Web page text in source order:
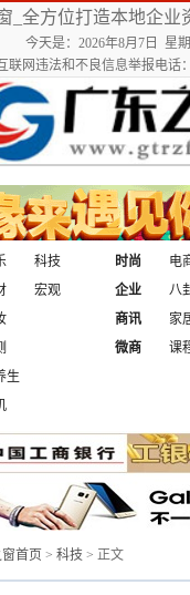
_全方位打造本地企业
今天是：2026年8月7日 星
联网违法和不良信息举报电话
科技
宏观
时尚 电
企业
八
商讯 家
微商
课
生
首页 >科技 > 正文